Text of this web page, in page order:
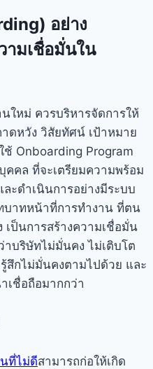
อย่าง
ามเชื่อมั่นใน
ใหม่ ควรบริหารจัดการให้
ดหวัง วิสัยทัศน์ เป้าหมาย
Onboarding Program
คล ที่จะเตรียมความพร้อม
ะดำเนินการอย่างมีระบบ
บาทหน้าที่การทำงาน ที่ตน
เป็นการสร้างความเชื่อมั่น
าบริษัทไม่มั่นคง ไม่เติบโต
สึกไม่มั่นคงตามไปด้วย และ
เชื่อถือมากกว่า
ที่ไม่ดีสามารถก่อให้เกิด